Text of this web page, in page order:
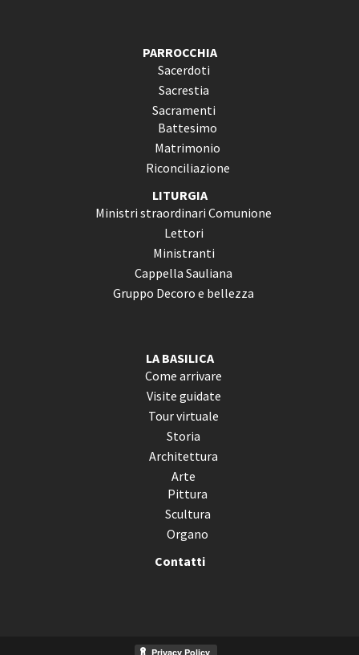
PARROCCHIA
Sacerdoti
Sacrestia
Sacramenti
Battesimo
Matrimonio
Riconciliazione
LITURGIA
Ministri straordinari Comunione
Lettori
Ministranti
Cappella Sauliana
Gruppo Decoro e bellezza
LA BASILICA
Come arrivare
Visite guidate
Tour virtuale
Storia
Architettura
Arte
Pittura
Scultura
Organo
Contatti